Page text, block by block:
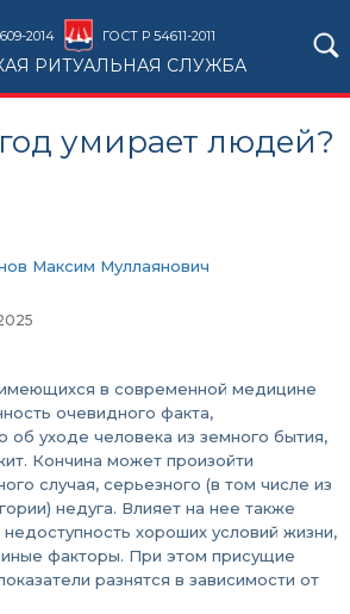
2014 ГОСТ Р 54611-2011
РИТУАЛЬНАЯ СЛУЖБА
умирает людей?
Максим Муллаянович
в современной медицине
очевидного факта,
об уходе человека из земного бытия,
Кончина может произойти
случая, серьезного (в том числе из
недуга. Влияет на нее также
хороших условий жизни,
факторы. При этом присущие
разнятся в зависимости от